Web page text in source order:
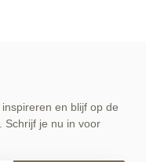
en blijf op de
Schrijf je nu in voor